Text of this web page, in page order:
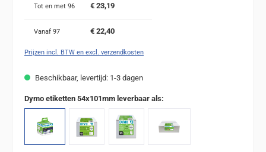
Tot en met 96 € 23,19
Vanaf 97 € 22,40
Prijzen incl. BTW en excl. verzendkosten
Beschikbaar, levertijd: 1-3 dagen
Dymo etiketten 54x101mm leverbaar als: